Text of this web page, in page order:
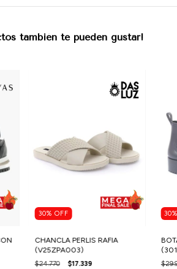
también te pueden gustar!
30% OFF
CHANCLA PERLIS RAFIA
(V25ZPA003)
$24.770 $17.339
30